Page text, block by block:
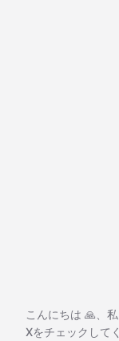
こんにちは 🙏、
Xをチェックして